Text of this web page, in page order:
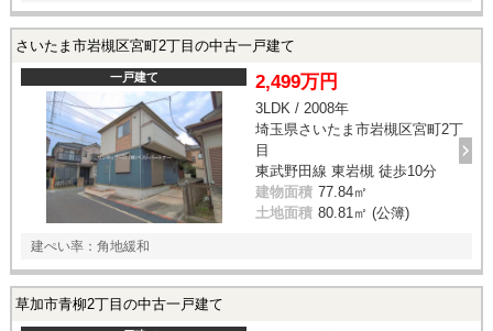
さいたま市岩槻区宮町2丁目の中古一戸建て
一戸建て 2,499万円
3LDK / 2008年
埼玉県さいたま市岩槻区宮町2丁
目
東武野田線 東岩槻 徒歩10分
建物面積 77.84㎡
土地面積 80.81㎡ (公簿)
建ぺい率：角地緩和
草加市青柳2丁目の中古一戸建て